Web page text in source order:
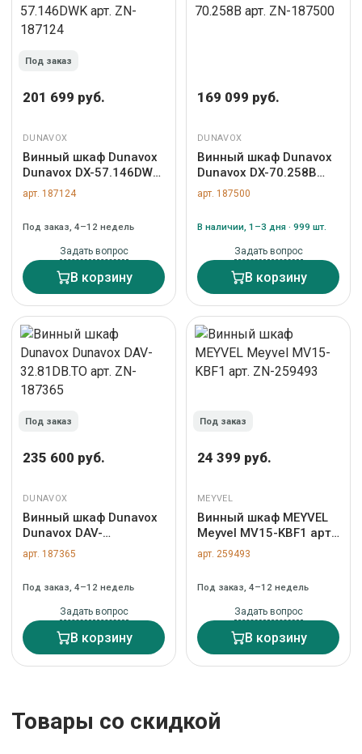
Под заказ
201 699 руб.
DUNAVOX
Винный шкаф Dunavox
Dunavox DX-57.146DWK
арт. ZN-187124
арт. 187124
Под заказ, 4–12 недель
Задать вопрос
В корзину
169 099 руб.
DUNAVOX
Винный шкаф Dunavox
Dunavox DX-70.258B
арт. ZN-187500
арт. 187500
В наличии, 1–3 дня · 999 шт.
Задать вопрос
В корзину
Под заказ
235 600 руб.
DUNAVOX
Винный шкаф Dunavox
Dunavox DAV-
32.81DB.TO арт. ZN-
187365
арт. 187365
Под заказ, 4–12 недель
Задать вопрос
В корзину
Под заказ
24 399 руб.
MEYVEL
Винный шкаф MEYVEL
Meyvel MV15-KBF1 арт.
ZN-259493
арт. 259493
Под заказ, 4–12 недель
Задать вопрос
В корзину
Товары со скидкой